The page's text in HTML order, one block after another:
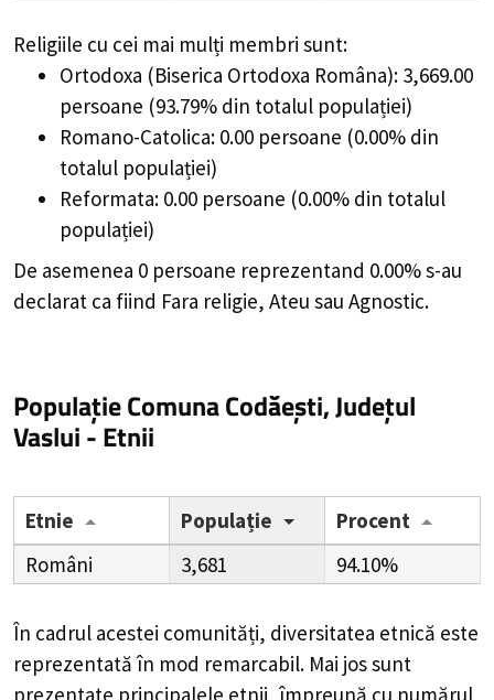
Religiile cu cei mai mulți membri sunt:
Ortodoxa (Biserica Ortodoxa Româna): 3,669.00
persoane (93.79% din totalul populației)
Romano-Catolica: 0.00 persoane (0.00% din
totalul populației)
Reformata: 0.00 persoane (0.00% din totalul
populației)
De asemenea 0 persoane reprezentand 0.00% s-au
declarat ca fiind Fara religie, Ateu sau Agnostic.
Populație Comuna Codăești, Județul
Vaslui - Etnii
Etnie Populație
Procent
Români
3,681 94.10%
În cadrul acestei comunități, diversitatea etnică este
reprezentată în mod remarcabil. Mai jos sunt
prezentate principalele etnii, împreună cu numărul